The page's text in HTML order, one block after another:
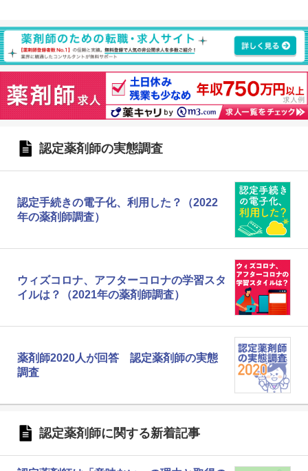
認定薬剤師の実態調査
認定手続きの電子化、利用した？（2022
年の薬剤師調査）
ウィズコロナ、アフターコロナの学習スタ
イルは？（2021年の薬剤師調査）
薬剤師2020人が回答 認定薬剤師の実態
調査
認定薬剤師に関する新着記事